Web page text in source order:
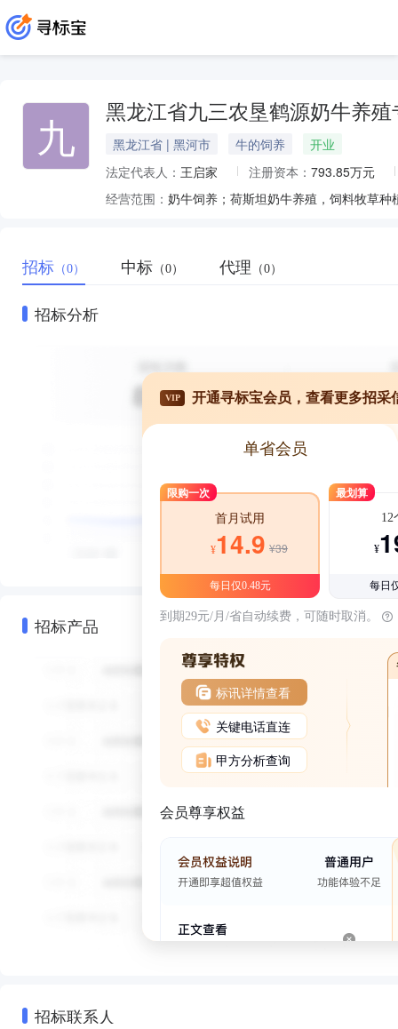
九 黑龙江省九三农垦鹤源奶牛养殖
黑龙江省 | 黑河市 牛的饲养
开业
法定代表人： 王启家 注册资本： 793.85万元
经营范围： 奶牛饲养；荷斯坦奶牛养殖，饲料牧草种
招标 （0） 中标 （0） 代理 （0）
招标分析
招标产品
VIP 开通寻标宝会员，查看更多招采
单省会员
限购一次
首月试用
¥14.9 ¥39
每日仅0.48元
最划算
12
¥
每日
到期29元/月/省自动续费，可随时取消。
标讯详情查看
关键电话直连
甲方分析查询
会员尊享权益
招标联系人